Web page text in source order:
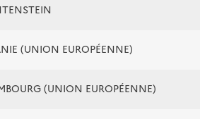
(UNION EUROPÉENNE)
(UNION EUROPÉENNE)